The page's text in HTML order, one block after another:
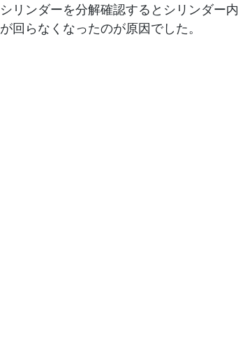
シリンダーを分解確認するとシリンダー
が回らなくなったのが原因でした。